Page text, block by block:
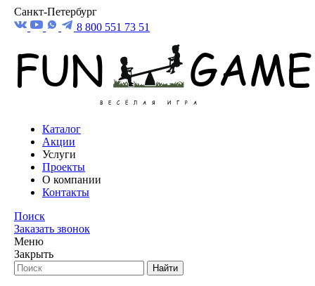
Санкт-Петербург
8 800 551 73 51
Каталог
Акции
Услуги
Проекты
О компании
Контакты
Поиск
Заказать звонок
Меню
Закрыть
Найти